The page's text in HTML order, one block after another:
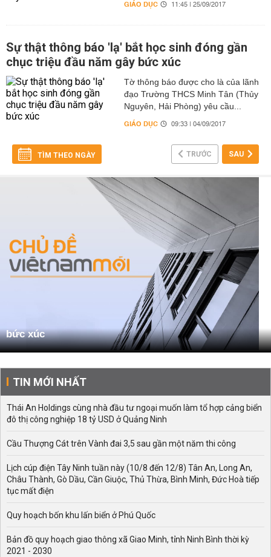
GIÁO DỤC 11:45 | 25/09/2017
Sự thật thông báo 'lạ' bắt học sinh đóng gần
chục triệu đầu năm gây bức xúc
Tờ thông báo được cho là của lãnh
đạo Trường THCS Minh Tân (Thủy
Nguyên, Hải Phòng) yêu cầu...
GIÁO DỤC 09:33 | 04/09/2017
TÌM THEO NGÀY TRƯỚC SAU
bức xúc
TIN MỚI NHẤT
Thái An Holdings cùng nhà đầu tư ngoại muốn làm tổ hợp cảng biển
đô thị công nghiệp 18 tỷ USD ở Quảng Ninh
Cầu Thượng Cát trên Vành đai 3,5 sau gần một năm thi công
Lịch cúp điện Tây Ninh tuần này (10/8 đến 12/8) Tân An, Long An,
Châu Thành, Gò Dầu, Cần Giuộc, Thủ Thừa, Bình Minh, Đức Hoà tiếp
tục mất điện
Quy hoạch bốn khu lấn biển ở Phú Quốc
Bản đồ quy hoạch giao thông xã Giao Minh, tỉnh Ninh Bình thời kỳ
2021 - 2030